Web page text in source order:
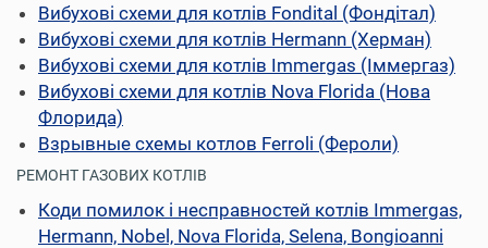
Вибухові схеми для котлів Fondital (Фондітал)
Вибухові схеми для котлів Hermann (Херман)
Вибухові схеми для котлів Immergas (Іммергаз)
Вибухові схеми для котлів Nova Florida (Нова
Флорида)
Взрывные схемы котлов Ferroli (Фероли)
РЕМОНТ ГАЗОВИХ КОТЛІВ
Коди помилок і несправностей котлів Immergas,
Hermann, Nobel, Nova Florida, Selena, Bongioanni